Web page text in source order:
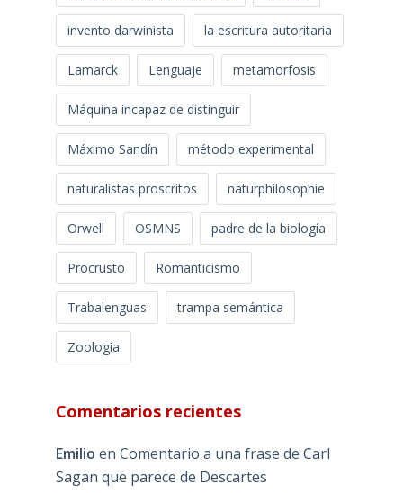
invento darwinista la escritura autoritaria
Lamarck Lenguaje metamorfosis
Máquina incapaz de distinguir
Máximo Sandín método experimental
naturalistas proscritos naturphilosophie
Orwell OSMNS padre de la biología
Procrusto Romanticismo
Trabalenguas trampa semántica
Zoología
Comentarios recientes
Emilio en Comentario a una frase de Carl
Sagan que parece de Descartes